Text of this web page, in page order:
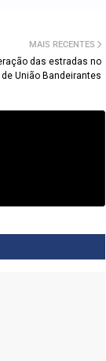
MAIS RECENTES
das estradas no
União Bandeirantes